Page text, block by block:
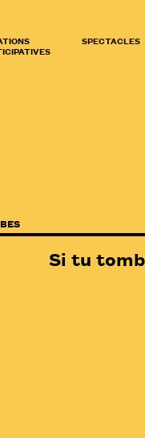
SPECTACLES
Si tu